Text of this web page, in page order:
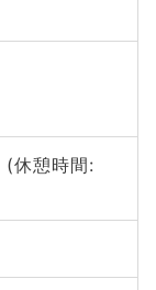
休憩時間: